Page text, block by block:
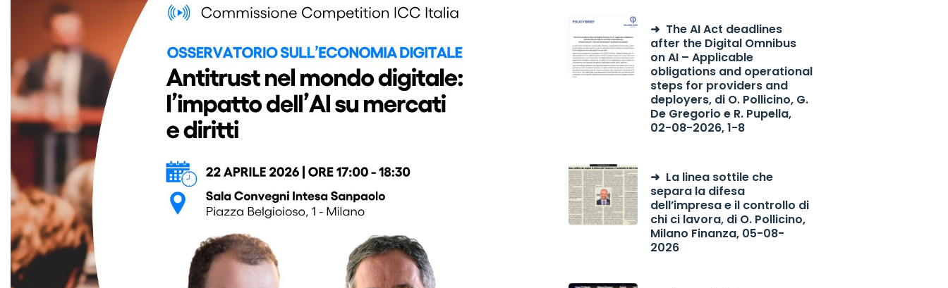
The AI Act deadlines
after the Digital Omnibus
on AI – Applicable
obligations and operational
steps for providers and
deployers, di O. Pollicino, G.
De Gregorio e R. Pupella,
02-08-2026, 1-8
La linea sottile che
separa la difesa
dell’impresa e il controllo di
chi ci lavora, di O. Pollicino,
Milano Finanza, 05-08-
2026